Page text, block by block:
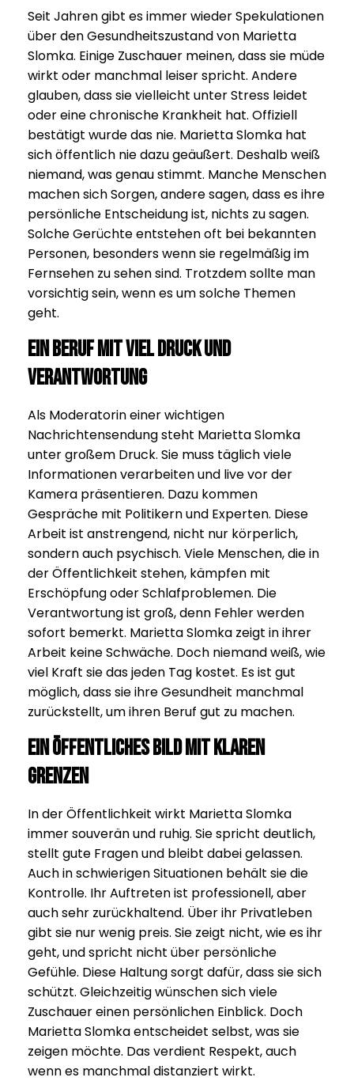
Seit Jahren gibt es immer wieder Spekulationen
über den Gesundheitszustand von Marietta
Slomka. Einige Zuschauer meinen, dass sie müde
wirkt oder manchmal leiser spricht. Andere
glauben, dass sie vielleicht unter Stress leidet
oder eine chronische Krankheit hat. Offiziell
bestätigt wurde das nie. Marietta Slomka hat
sich öffentlich nie dazu geäußert. Deshalb weiß
niemand, was genau stimmt. Manche Menschen
machen sich Sorgen, andere sagen, dass es ihre
persönliche Entscheidung ist, nichts zu sagen.
Solche Gerüchte entstehen oft bei bekannten
Personen, besonders wenn sie regelmäßig im
Fernsehen zu sehen sind. Trotzdem sollte man
vorsichtig sein, wenn es um solche Themen
geht.
Ein Beruf mit viel Druck und
Verantwortung
Als Moderatorin einer wichtigen
Nachrichtensendung steht Marietta Slomka
unter großem Druck. Sie muss täglich viele
Informationen verarbeiten und live vor der
Kamera präsentieren. Dazu kommen
Gespräche mit Politikern und Experten. Diese
Arbeit ist anstrengend, nicht nur körperlich,
sondern auch psychisch. Viele Menschen, die in
der Öffentlichkeit stehen, kämpfen mit
Erschöpfung oder Schlafproblemen. Die
Verantwortung ist groß, denn Fehler werden
sofort bemerkt. Marietta Slomka zeigt in ihrer
Arbeit keine Schwäche. Doch niemand weiß, wie
viel Kraft sie das jeden Tag kostet. Es ist gut
möglich, dass sie ihre Gesundheit manchmal
zurückstellt, um ihren Beruf gut zu machen.
Ein öffentliches Bild mit klaren
Grenzen
In der Öffentlichkeit wirkt Marietta Slomka
immer souverän und ruhig. Sie spricht deutlich,
stellt gute Fragen und bleibt dabei gelassen.
Auch in schwierigen Situationen behält sie die
Kontrolle. Ihr Auftreten ist professionell, aber
auch sehr zurückhaltend. Über ihr Privatleben
gibt sie nur wenig preis. Sie zeigt nicht, wie es ihr
geht, und spricht nicht über persönliche
Gefühle. Diese Haltung sorgt dafür, dass sie sich
schützt. Gleichzeitig wünschen sich viele
Zuschauer einen persönlichen Einblick. Doch
Marietta Slomka entscheidet selbst, was sie
zeigen möchte. Das verdient Respekt, auch
wenn es manchmal distanziert wirkt.